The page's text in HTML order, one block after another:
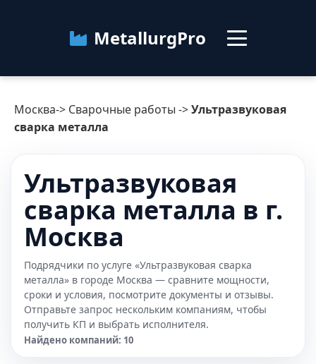
MetallurgPro
Москва
О сервисе Контакты
Москва-> Сварочные работы ->Ультразвуковая
сварка металла
Ультразвуковая
сварка металла в г.
Москва
Подрядчики по услуге «Ультразвуковая сварка
металла» в городе Москва — сравните мощности,
сроки и условия, посмотрите документы и отзывы.
Отправьте запрос нескольким компаниям, чтобы
получить КП и выбрать исполнителя.
Найдено компаний: 10